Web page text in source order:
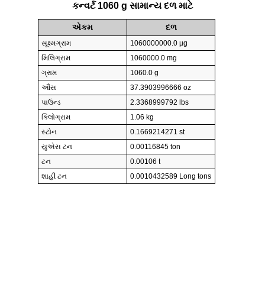
કન્વર્ટ 1060 g સામાન્ય દળ માટે
એકમ દળ
સૂક્ષ્મગ્રામ
1060000000.0 µg
મિલિગ્રામ
1060000.0 mg
ગ્રામ
1060.0 g
ઔંસ
37.3903996666 oz
પાઉન્ડ
2.3368999792 lbs
કિલોગ્રામ
1.06 kg
સ્ટોન
0.1669214271 st
યુએસ ટન
0.00116845 ton
ટન
0.00106 t
શાહી ટન
0.0010432589 Long tons